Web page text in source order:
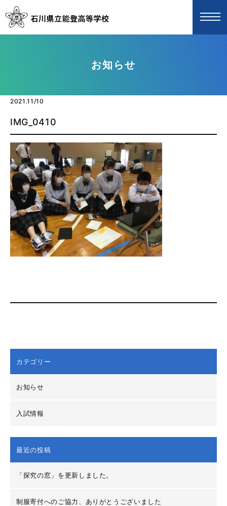
お知らせ
2021.11/10
IMG_0410
カテゴリー
お知らせ
入試情報
最近の投稿
「探究の窓」を更新しました。
制服寄付へのご協力、ありがとうございました